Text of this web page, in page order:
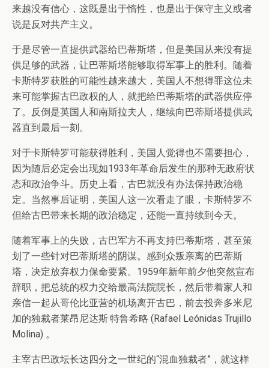
来越没有信心，这既是出于惰性，也是出于保守主义或者
说是反对共产主义。
于是尽管一直提供武器给巴蒂斯塔，但是美国从来没有提
供足够的武器，让巴蒂斯塔能够取得军事上的胜利。随着
卡斯特罗获胜的可能性越来越大，美国人不想得罪这位未
来可能掌握古巴政权的人，就把给巴蒂斯塔的武器供应停
了。反倒是英国人和南斯拉夫人，继续向巴蒂斯塔提供武
器直到最后一刻。
对于卡斯特罗可能获得胜利，美国人觉得也不需要担心，
因为随后必定会出现如1933年革命后发生的那种无政府状
态和政治争斗。历史上看，古巴就没有办法保持政治稳
定。当然事后证明，美国人这一次看走了眼，卡斯特罗不
但给古巴带来长期的政治稳定，还能一直持续到今天。
随着军事上的失败，古巴军方不再支持巴蒂斯塔，甚至策
划了一些针对巴蒂斯塔的阴谋。感到众叛亲离的巴蒂斯
塔，决定放弃权力保命要紧。1959年新年前夕他突然宣布
辞职，把总统的权力交给最高法院院长，然后带着家人和
亲信一起从哥伦比亚营的机场离开古巴，前去投奔多米尼
加的独裁者莱昂尼达斯·特鲁希略 (Rafael Leónidas Trujillo
Molina) 。
主宰古巴政坛长达四分之一世纪的“混血独裁者”，就这样